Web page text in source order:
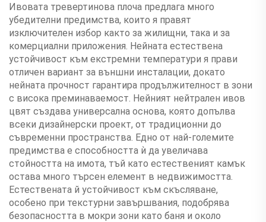
Ивовата тревертинова плоча предлага много
убедителни предимства, които я правят
изключителен избор както за жилищни, така и за
комерциални приложения. Нейната естествена
устойчивост към екстремни температури я прави
отличен вариант за външни инсталации, докато
нейната прочност гарантира продължителност в зони
с висока преминаваемост. Нейният нейтрален ивов
цвят създава универсална основа, която допълва
всеки дизайнерски проект, от традиционни до
съвременни пространства. Едно от най-големите
предимства е способността ѝ да увеличава
стойността на имота, тъй като естественият камък
остава много търсен елемент в недвижимостта.
Естествената й устойчивост към скъсляване,
особено при текстурни завършвания, подобрява
безопасността в мокри зони като баня и около